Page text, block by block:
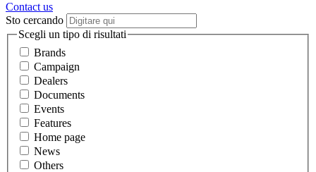
Contact us
Sto cercando
Scegli un tipo di risultati
Brands
Campaign
Dealers
Documents
Events
Features
Home page
News
Others